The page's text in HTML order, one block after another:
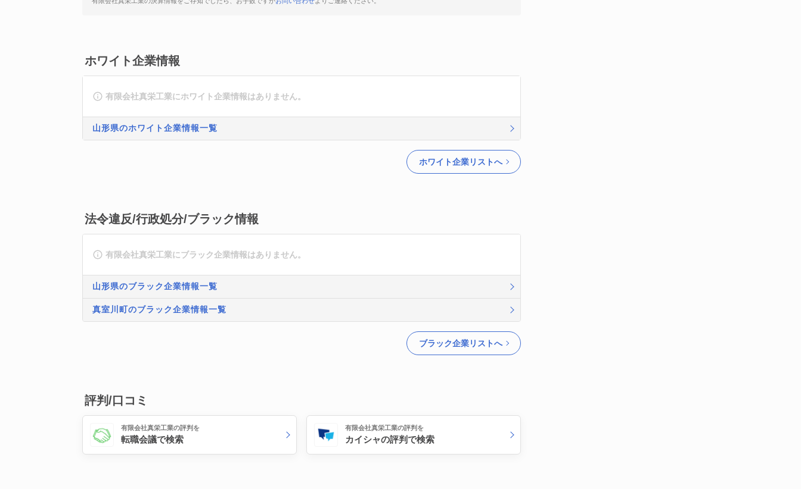
ホワイト企業情報
有限会社真栄工業にホワイト企業情報はありません。
山形県のホワイト企業情報一覧
ホワイト企業リストへ
法令違反/行政処分/ブラック情報
有限会社真栄工業にブラック企業情報はありません。
山形県のブラック企業情報一覧
真室川町のブラック企業情報一覧
ブラック企業リストへ
評判/口コミ
有限会社真栄工業の評判を
転職会議で検索
有限会社真栄工業の評判を
カイシャの評判で検索